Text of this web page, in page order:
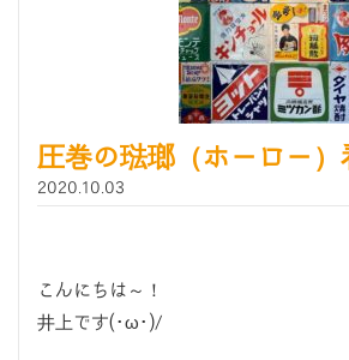
圧巻の琺瑯（ホーロー）
2020.10.03
こんにちは～！
井上です(･ω･)/